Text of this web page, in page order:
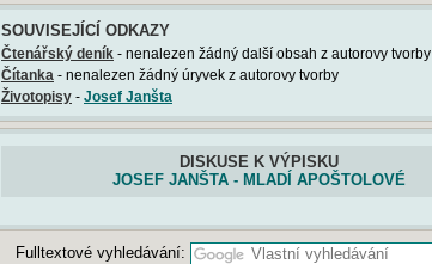
SOUVISEJÍCÍ ODKAZY
Čtenářský deník - nenalezen žádný další obsah z autorovy tvorby
Čítanka - nenalezen žádný úryvek z autorovy tvorby
Životopisy - Josef Janšta
DISKUSE K VÝPISKU
JOSEF JANŠTA - MLADÍ APOŠTOLOVÉ
Fulltextové vyhledávání: